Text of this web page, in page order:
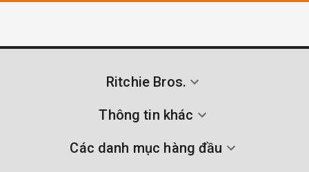
Ritchie Bros.
Thông tin khác
Các danh mục hàng đầu